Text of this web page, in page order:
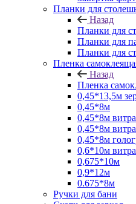
Планки для
Назад
Планки для
Планки для
Планки для
Пленка
Назад
Пленка
0,45*13,5м
0,45*8м
0,45*8м
0,45*8м
0,45*8м
0,6*10м
0,675*10м
0,9*12м
0.675*8м
Ручки для бани